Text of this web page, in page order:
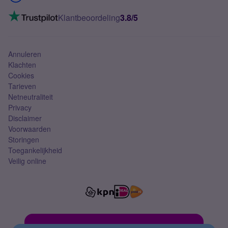
Mobiel internet
Mobiel abonnement
VoLTE 4G bellenKlantbeoordeling3.8/5
Annuleren
Klachten
Cookies
Tarieven
Netneutraliteit
Privacy
Disclaimer
Voorwaarden
Storingen
Toegankelijkheid
Veilig online